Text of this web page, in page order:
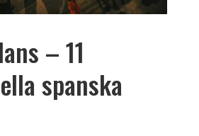
– 11
spanska